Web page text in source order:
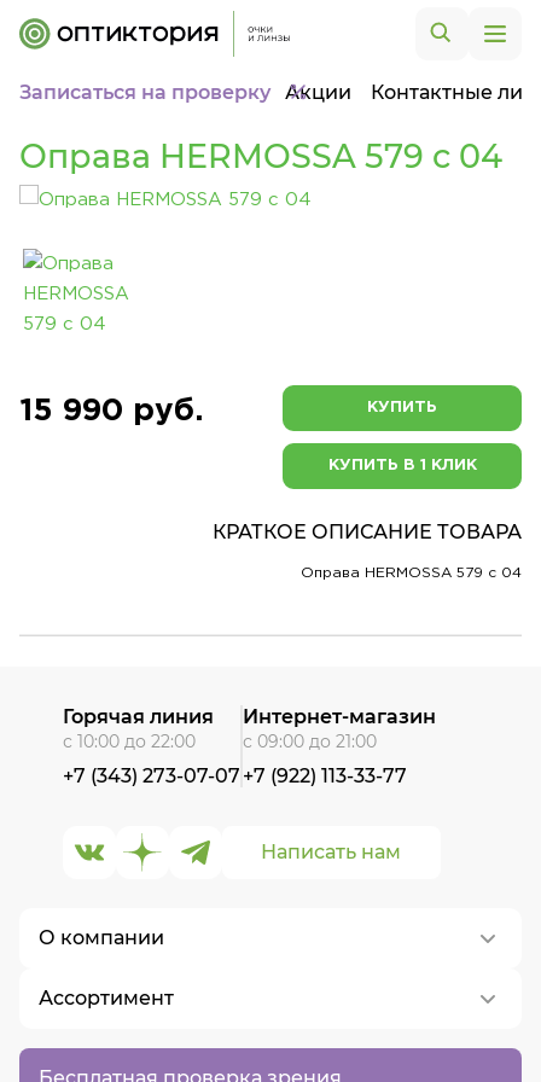
Записаться на проверку Акции Контактные
Оправа HERMOSSA 579 c 04
15 990 руб. КУПИТЬ
КУПИТЬ В 1 КЛИК
КРАТКОЕ ОПИСАНИЕ ТОВАРА
Оправа HERMOSSA 579 c 04
Бесплатная проверка зрения
О компании
О нас
Контакты
Ассортимент
Написать нам
Горячая линия
с 10:00 до 22:00
+7 (343) 273-07-07
Интернет-магазин
с 09:00 до 21:00
+7 (922) 113-33-77